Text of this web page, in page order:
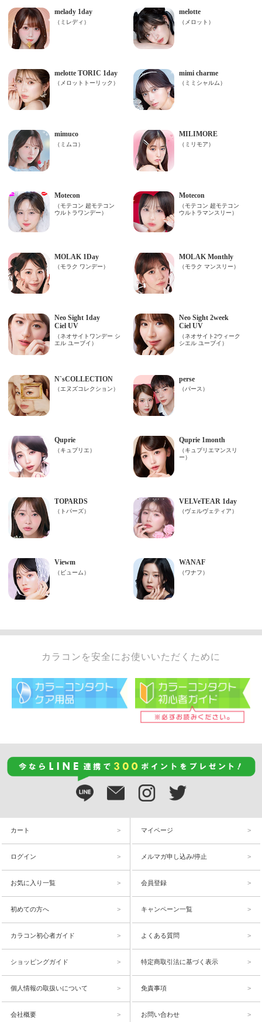
カラコンを安全にお使いいただくために
カート マイページ
ログイン メルマガ申し込み/停止
お気に入り一覧 会員登録
初めての方へ キャンペーン一覧
カラコン初心者ガイド よくある質問
ショッピングガイド 特定商取引法に基づく表示
個人情報の取扱いについて 免責事項
会社概要 お問い合わせ